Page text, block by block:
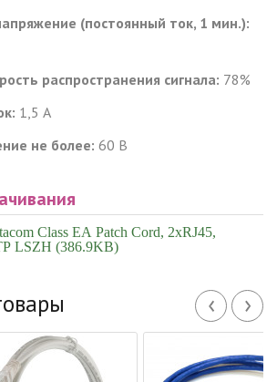
(постоянный ток, 1 мин.):
распространения сигнала: 78%
1,5 А
не более: 60 В
Class EA Patch Cord, 2xRJ45,
LSZH (386.9KB)
‹ ›